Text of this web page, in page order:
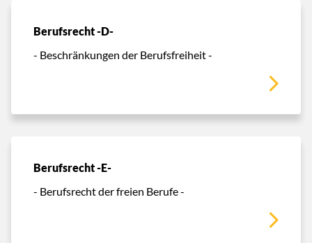
Berufsrecht -D-
- Beschränkungen der Berufsfreiheit -
Berufsrecht -E-
- Berufsrecht der freien Berufe -